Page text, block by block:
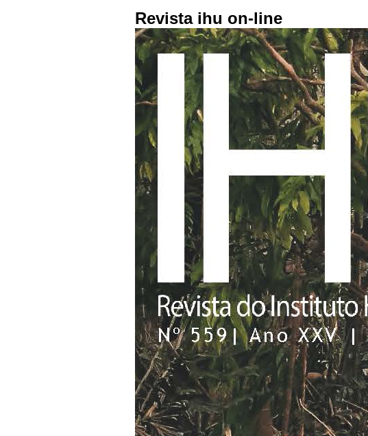
Revista ihu on-line